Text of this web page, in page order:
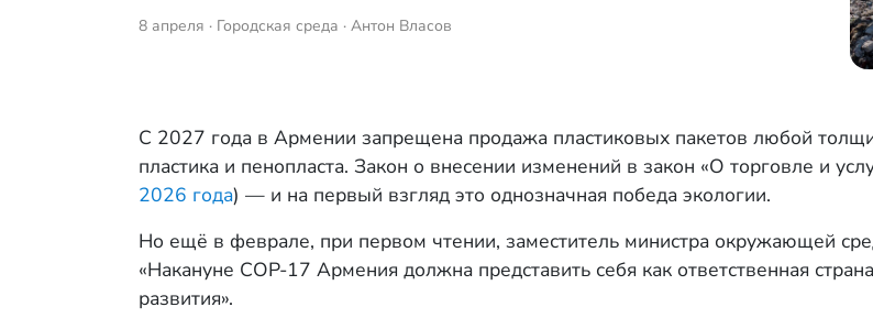
8 апреля · Городская среда · Антон Власов
С 2027 года в Армении запрещена продажа пластиковых пакетов любой
пластика и пенопласта. Закон о внесении изменений в закон «О торговле и
2026 года) — и на первый взгляд это однозначная победа экологии.
Но ещё в феврале, при первом чтении, заместитель министра окружающей
«Накануне COP-17 Армения должна представить себя как ответственная
развития».